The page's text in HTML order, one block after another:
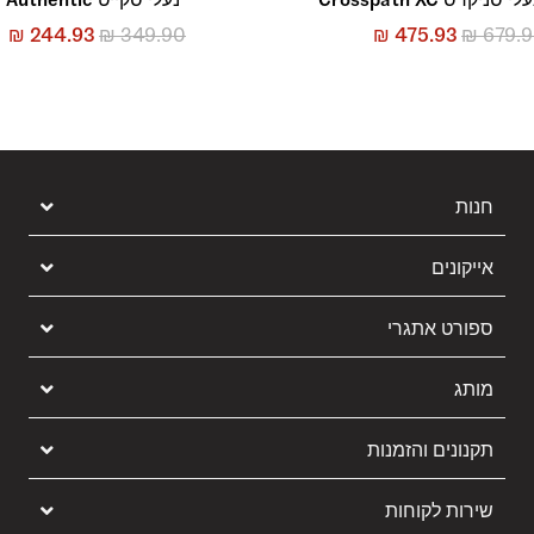
₪
₪ 475.93
₪349.90
₪ 244.93
חנות
אייקונים
ספורט אתגרי
מותג
תקנונים והזמנות
שירות לקוחות